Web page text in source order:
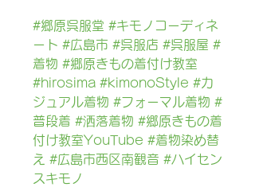
#郷原呉服堂 #キモノコーディネ
ート #広島市 #呉服店 #呉服屋 #
着物 #郷原きもの着付け教室
#hirosima #kimonoStyle #カ
ジュアル着物 #フォーマル着物 #
普段着 #洒落着物 #郷原きもの着
付け教室YouTube #着物染め替
え #広島市西区南観音 #ハイセン
スキモノ